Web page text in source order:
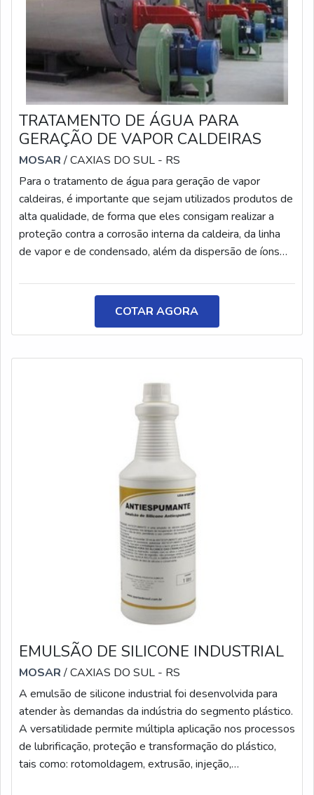
TRATAMENTO DE ÁGUA PARA
GERAÇÃO DE VAPOR CALDEIRAS
MOSAR/ CAXIAS DO SUL - RS
Para o tratamento de água para geração de vapor
caldeiras, é importante que sejam utilizados produtos de
alta qualidade, de forma que eles consigam realizar a
proteção contra a corrosão interna da caldeira, da linha
de vapor e de condensado, além da dispersão de íons
que são responsáveis por gerar espuma ou arraste. As
caldeiras necessitam de água da melhor qualidade para
que, assim, possam funcionar com o máximo
desempenho.INFORMAÇÕES SOBRE O
COTAR AGORA
EMULSÃO DE SILICONE INDUSTRIAL
MOSAR/ CAXIAS DO SUL - RS
A emulsão de silicone industrial foi desenvolvida para
atender às demandas da indústria do segmento plástico.
A versatilidade permite múltipla aplicação nos processos
de lubrificação, proteção e transformação do plástico,
tais como: rotomoldagem, extrusão, injeção,